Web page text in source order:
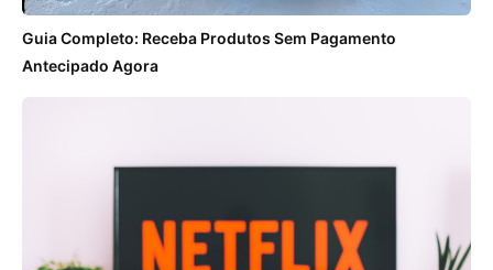
Guia Completo: Receba Produtos Sem Pagamento
Antecipado Agora